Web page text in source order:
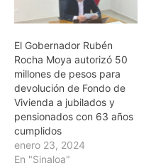
El Gobernador Rubén
Rocha Moya autorizó 50
millones de pesos para
devolución de Fondo de
Vivienda a jubilados y
pensionados con 63 años
cumplidos
enero 23, 2024
En "Sinaloa"